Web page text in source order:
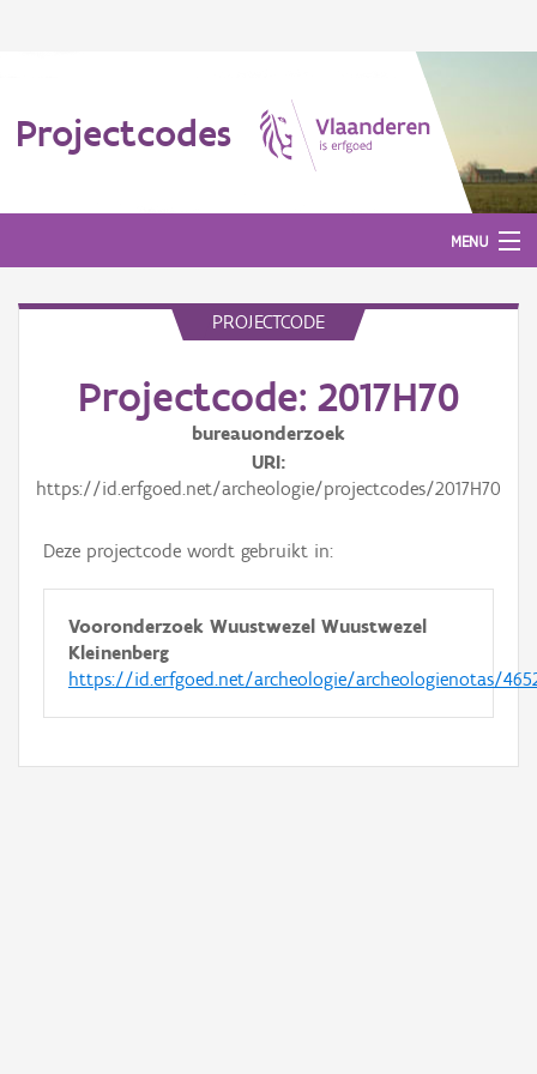
Projectcodes
MENU
PROJECTCODE
Projectcode: 2017H70
bureauonderzoek
URI
https://id.erfgoed.net/archeologie/projectcodes/2017H70
Deze projectcode wordt gebruikt in:
Vooronderzoek Wuustwezel Wuustwezel
Kleinenberg
https://id.erfgoed.net/archeologie/archeologienotas/